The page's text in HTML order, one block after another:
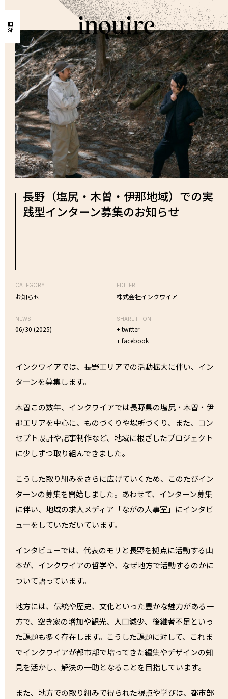
目次
長野（塩尻・木曽・伊那地域）での実
践型インターン募集のお知らせ
CATEGORY
お知らせ
EDITER
株式会社インクワイア
NEWS
06/30 (2025)
SHARE IT ON
+ twitter
+ facebook
インクワイアでは、長野エリアでの活動拡大に伴い、イン
ターンを募集します。
木曽この数年、インクワイアでは長野県の塩尻・木曽・伊
那エリアを中心に、ものづくりや場所づくり、また、コン
セプト設計や記事制作など、地域に根ざしたプロジェクト
に少しずつ取り組んできました。
こうした取り組みをさらに広げていくため、このたびイン
ターンの募集を開始しました。あわせて、インターン募集
に伴い、地域の求人メディア「ながの人事室」にインタビ
ューをしていただいています。
インタビューでは、代表のモリと長野を拠点に活動する山
本が、インクワイアの哲学や、なぜ地方で活動するのかに
ついて語っています。
地方には、伝統や歴史、文化といった豊かな魅力がある一
方で、空き家の増加や観光、人口減少、後継者不足といっ
た課題も多く存在します。こうした課題に対して、これま
でインクワイアが都市部で培ってきた編集やデザインの知
見を活かし、解決の一助となることを目指しています。
また、地方での取り組みで得られた視点や学びは、都市部